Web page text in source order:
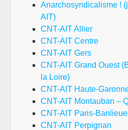
Anarchosyndicalisme !
AIT)
CNT-AIT Allier
CNT-AIT Centre
CNT-AIT Gers
CNT-AIT Grand Ouest
la Loire)
CNT-AIT Haute-
CNT-AIT Montauban –
CNT-AIT Paris-Banlieue
CNT-AIT Perpignan